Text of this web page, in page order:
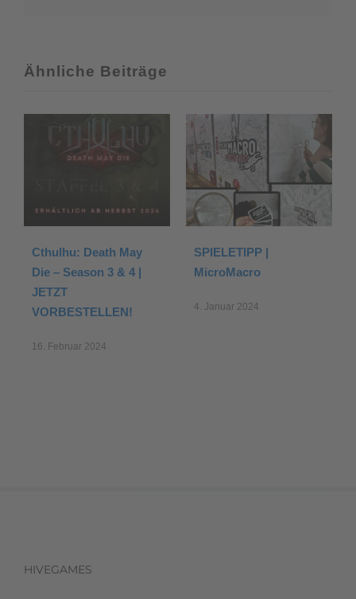
Ähnliche Beiträge
SPIELETIPP | Nemesis:
Lockdown
19. Oktober 2023
Brettspiele im Oktober:
Neuheiten und
SPIEL’24
HIVEGAMES